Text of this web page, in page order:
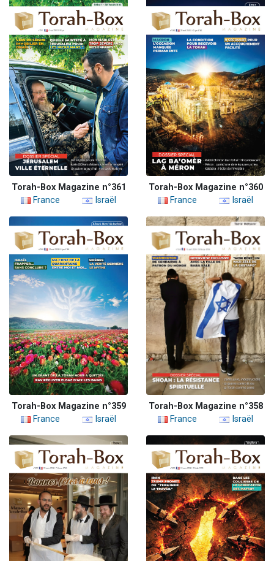
Torah-Box Magazine n°361
France
Israël
Torah-Box Magazine n°360
France
Israël
Torah-Box Magazine n°359
France
Israël
Torah-Box Magazine n°358
France
Israël